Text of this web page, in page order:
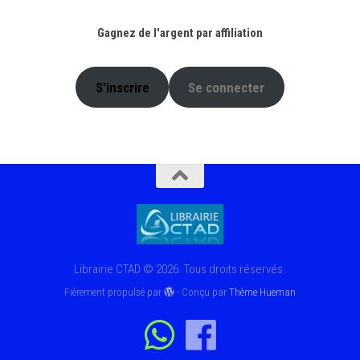
Gagnez de l'argent par affiliation
S'inscrire Se connecter
Librairie CTAD © 2026. Tous droits réservés.
Fièrement propulsé par - Conçu parThème Hueman